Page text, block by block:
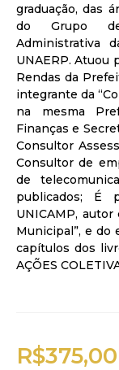
graduação, das
do Grupo
Administrativa
UNAERP. Atuou
Rendas da
integrante da
na mesma
Finanças e
Consultor
Consultor de
de
publicados; É
UNICAMP,
Municipal”, e do
capítulos dos
AÇÕES
R$375,00